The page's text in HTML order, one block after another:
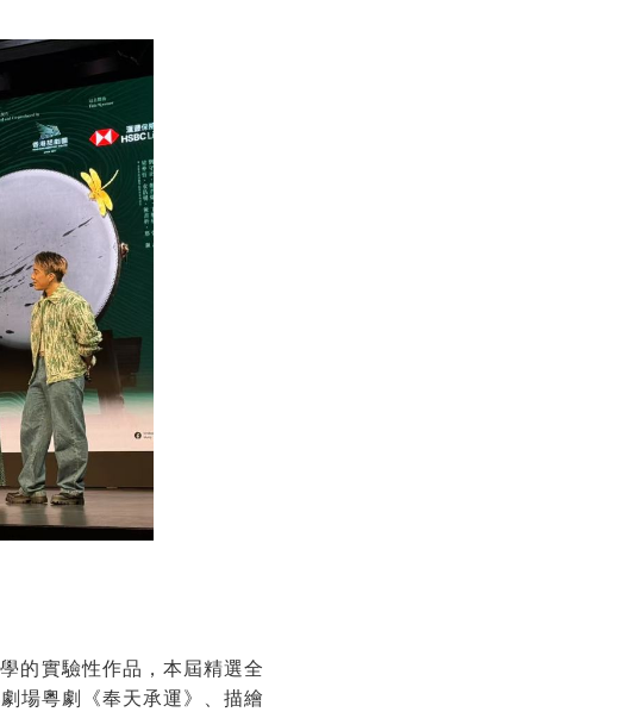
的實驗性作品，本屆精選全
場粵劇《奉天承運》、描繪